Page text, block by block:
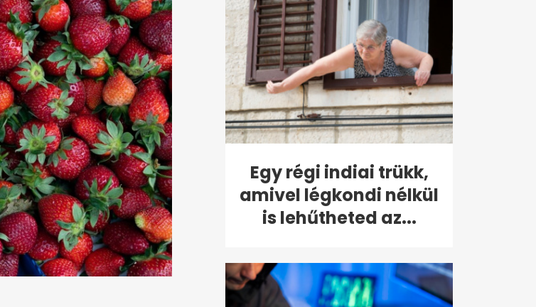
Egy régi indiai trükk,
amivel légkondi nélkül
is lehűtheted az...